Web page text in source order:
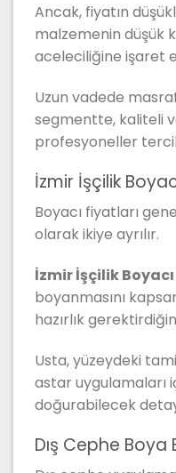
Ancak, fiyatın
malzemenin düşük
aceleciliğine işaret
Uzun vadede
segmentte, kaliteli
profesyoneller
İzmir İşçilik
Boyacı fiyatları
olarak ikiye ayrılır.
İzmir İşçilik
boyanmasını
hazırlık
Usta, yüzeydeki
astar uygulamaları
doğurabilecek
Dış Cephe Boya